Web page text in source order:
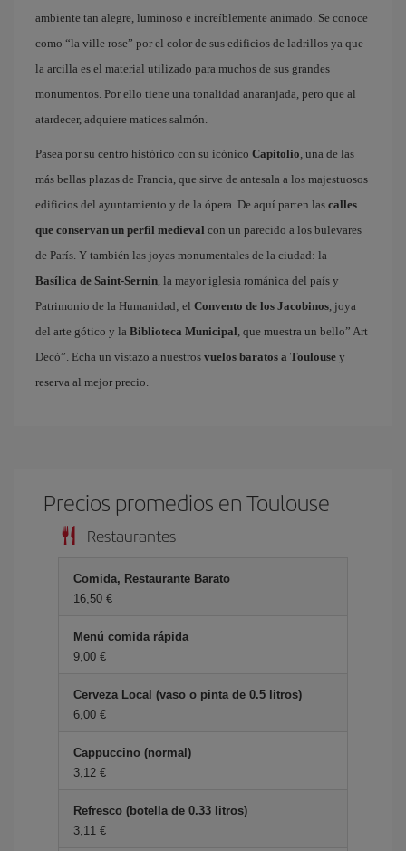
ambiente tan alegre, luminoso e increíblemente animado. Se conoce
como “la ville rose” por el color de sus edificios de ladrillos ya que
la arcilla es el material utilizado para muchos de sus grandes
monumentos. Por ello tiene una tonalidad anaranjada, pero que al
atardecer, adquiere matices salmón.
Pasea por su centro histórico con su icónico Capitolio, una de las
más bellas plazas de Francia, que sirve de antesala a los majestuosos
edificios del ayuntamiento y de la ópera. De aquí parten las calles
que conservan un perfil medieval con un parecido a los bulevares
de París. Y también las joyas monumentales de la ciudad: la
Basílica de Saint-Sernin, la mayor iglesia románica del país y
Patrimonio de la Humanidad; el Convento de los Jacobinos, joya
del arte gótico y la Biblioteca Municipal, que muestra un bello” Art
Decò”. Echa un vistazo a nuestros vuelos baratos a Toulouse y
reserva al mejor precio.
Precios promedios en Toulouse
Restaurantes
Comida, Restaurante Barato
16,50 €
Menú comida rápida
9,00 €
Cerveza Local (vaso o pinta de 0.5 litros)
6,00 €
Cappuccino (normal)
3,12 €
Refresco (botella de 0.33 litros)
3,11 €